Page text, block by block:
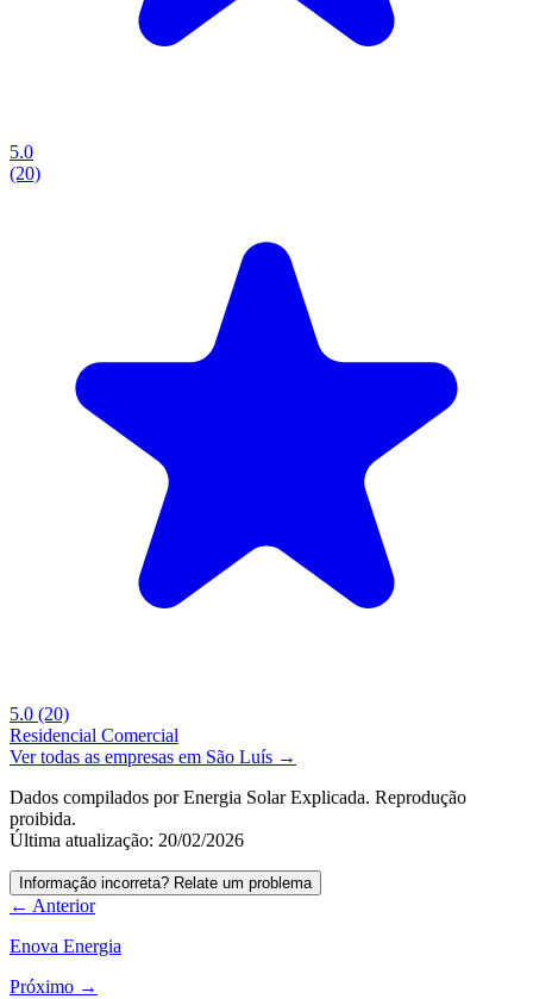
5.0
(20)
5.0 (20)
Residencial Comercial
Ver todas as empresas em São Luís →
Dados compilados por Energia Solar Explicada. Reprodução
proibida.
Última atualização: 20/02/2026
Informação incorreta? Relate um problema
← Anterior
Enova Energia
Próximo →